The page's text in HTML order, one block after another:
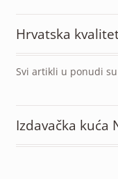
Hrvatska
Svi artikli u ponudi
Izdavačka kuća